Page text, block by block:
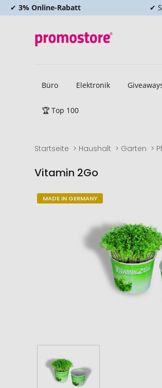
✔ 3% Online-Rabatt ✔
Büro Elektronik
🏆 Top 100
Startseite Haushalt Garten
Vitamin 2Go
Zum
Ende
Zum
Anfang
MADE IN GERMANY